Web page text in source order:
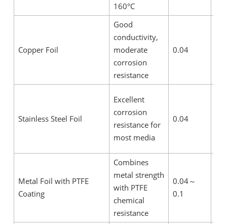
160°C
Copper Foil
Good
conductivity,
moderate
corrosion
resistance
0.04
Stainless Steel Foil
Excellent
corrosion
resistance for
most media
0.04
Metal Foil with PTFE
Coating
Combines
metal strength
with PTFE
chemical
resistance
0.04～
0.1